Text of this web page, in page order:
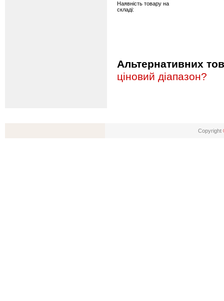
Наявність товару на
складі:
Альтернативних
ціновий діапазон?
Copyright